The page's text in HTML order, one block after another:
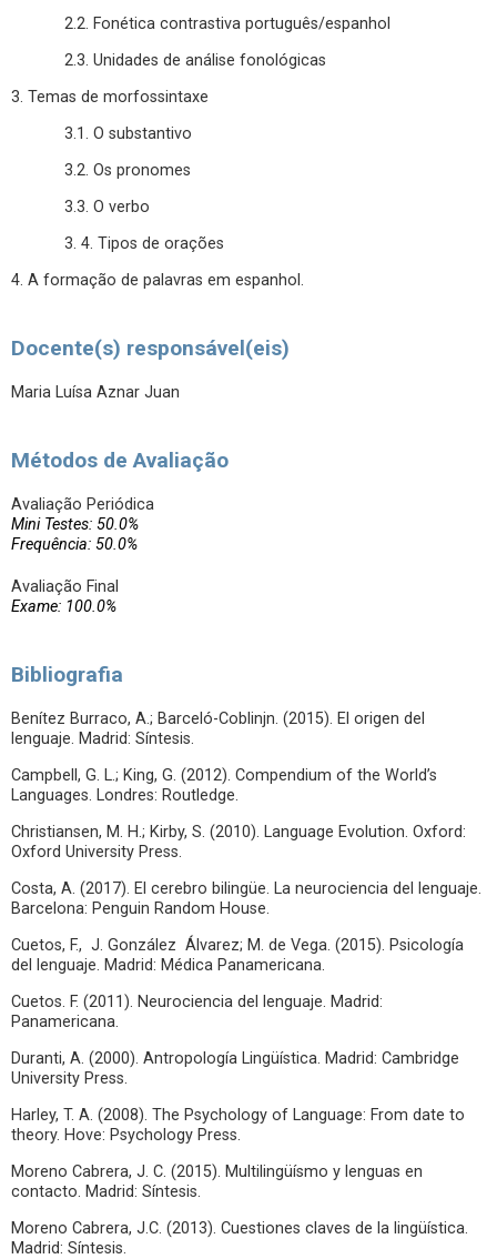
2.2. Fonética contrastiva português/espanhol
2.3. Unidades de análise fonológicas
3. Temas de morfossintaxe
3.1. O substantivo
3.2. Os pronomes
3.3. O verbo
3. 4. Tipos de orações
4. A formação de palavras em espanhol.
Docente(s) responsável(eis)
Maria Luísa Aznar Juan
Métodos de Avaliação
Avaliação Periódica
Mini Testes: 50.0%
Frequência: 50.0%
Avaliação Final
Exame: 100.0%
Bibliografia
Benítez Burraco, A.; Barceló-Coblinjn. (2015). El origen del
lenguaje. Madrid: Síntesis.
Campbell, G. L.; King, G. (2012). Compendium of the World’s
Languages. Londres: Routledge.
Christiansen, M. H.; Kirby, S. (2010). Language Evolution. Oxford:
Oxford University Press.
Costa, A. (2017). El cerebro bilingüe. La neurociencia del lenguaje.
Barcelona: Penguin Random House.
Cuetos, F., J. González Álvarez; M. de Vega. (2015). Psicología
del lenguaje. Madrid: Médica Panamericana.
Cuetos. F. (2011). Neurociencia del lenguaje. Madrid:
Panamericana.
Duranti, A. (2000). Antropología Lingüística. Madrid: Cambridge
University Press.
Harley, T. A. (2008). The Psychology of Language: From date to
theory. Hove: Psychology Press.
Moreno Cabrera, J. C. (2015). Multilingüísmo y lenguas en
contacto. Madrid: Síntesis.
Moreno Cabrera, J.C. (2013). Cuestiones claves de la lingüística.
Madrid: Síntesis.